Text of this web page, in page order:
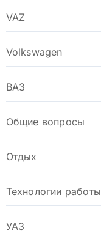
VAZ
Volkswagen
ВАЗ
Общие вопросы
Отдых
Технологии работы
УАЗ